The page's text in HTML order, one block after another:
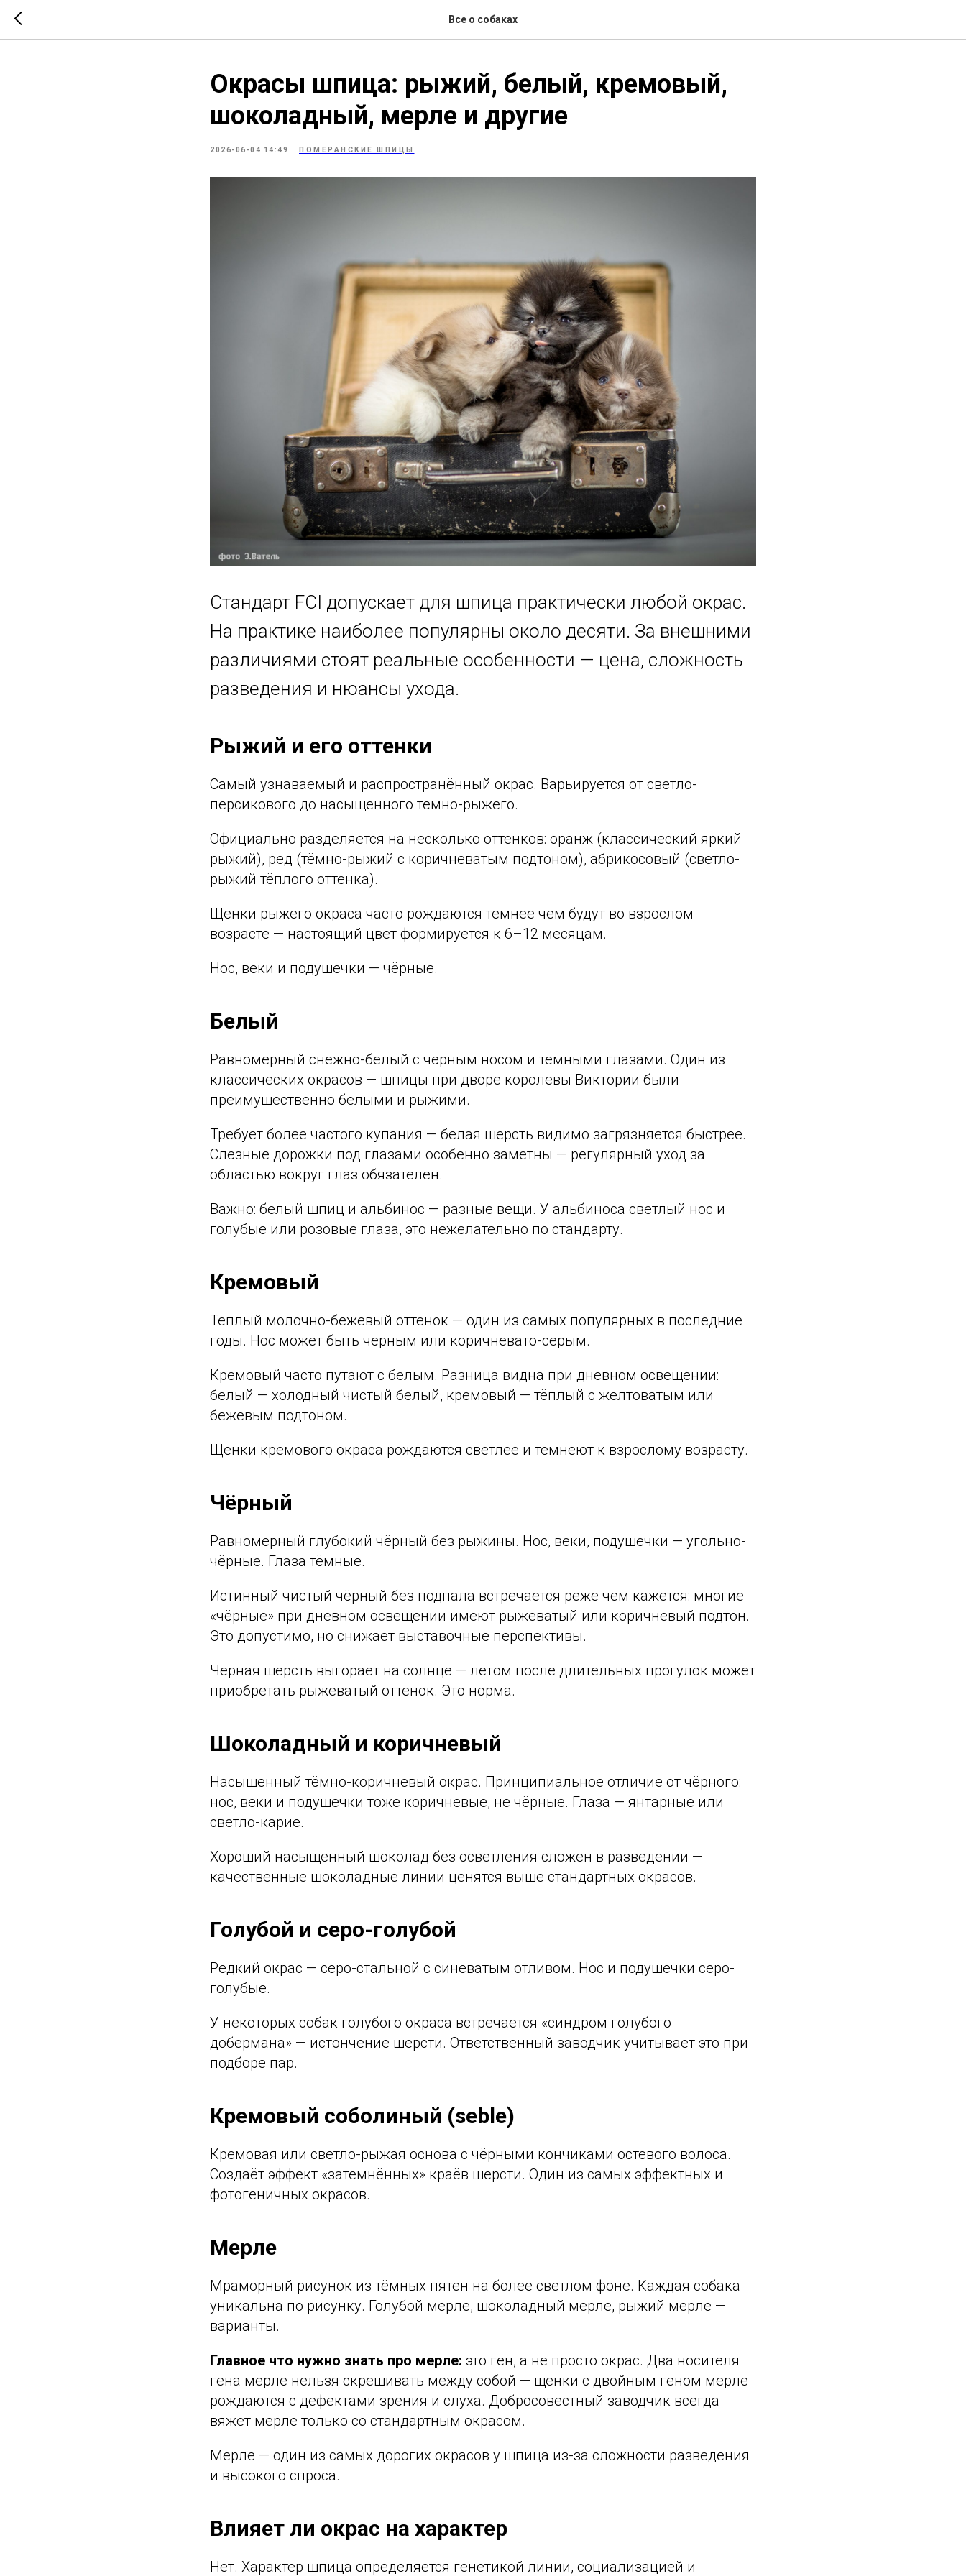
Все о собаках
Окрасы шпица: рыжий, белый, кремовый,
шоколадный, мерле и другие
2026-06-04 14:49 ПОМЕРАНСКИЕ ШПИЦЫ
Стандарт FCI допускает для шпица практически любой окрас.
На практике наиболее популярны около десяти. За внешними
различиями стоят реальные особенности — цена, сложность
разведения и нюансы ухода.
Рыжий и его оттенки
Самый узнаваемый и распространённый окрас. Варьируется от светло-
персикового до насыщенного тёмно-рыжего.
Официально разделяется на несколько оттенков: оранж (классический яркий
рыжий), ред (тёмно-рыжий с коричневатым подтоном), абрикосовый (светло-
рыжий тёплого оттенка).
Щенки рыжего окраса часто рождаются темнее чем будут во взрослом
возрасте — настоящий цвет формируется к 6–12 месяцам.
Нос, веки и подушечки — чёрные.
Белый
Равномерный снежно-белый с чёрным носом и тёмными глазами. Один из
классических окрасов — шпицы при дворе королевы Виктории были
преимущественно белыми и рыжими.
Требует более частого купания — белая шерсть видимо загрязняется быстрее.
Слёзные дорожки под глазами особенно заметны — регулярный уход за
областью вокруг глаз обязателен.
Важно: белый шпиц и альбинос — разные вещи. У альбиноса светлый нос и
голубые или розовые глаза, это нежелательно по стандарту.
Кремовый
Тёплый молочно-бежевый оттенок — один из самых популярных в последние
годы. Нос может быть чёрным или коричневато-серым.
Кремовый часто путают с белым. Разница видна при дневном освещении:
белый — холодный чистый белый, кремовый — тёплый с желтоватым или
бежевым подтоном.
Щенки кремового окраса рождаются светлее и темнеют к взрослому возрасту.
Чёрный
Равномерный глубокий чёрный без рыжины. Нос, веки, подушечки — угольно-
чёрные. Глаза тёмные.
Истинный чистый чёрный без подпала встречается реже чем кажется: многие
«чёрные» при дневном освещении имеют рыжеватый или коричневый подтон.
Это допустимо, но снижает выставочные перспективы.
Чёрная шерсть выгорает на солнце — летом после длительных прогулок может
приобретать рыжеватый оттенок. Это норма.
Шоколадный и коричневый
Насыщенный тёмно-коричневый окрас. Принципиальное отличие от чёрного:
нос, веки и подушечки тоже коричневые, не чёрные. Глаза — янтарные или
светло-карие.
Хороший насыщенный шоколад без осветления сложен в разведении —
качественные шоколадные линии ценятся выше стандартных окрасов.
Голубой и серо-голубой
Редкий окрас — серо-стальной с синеватым отливом. Нос и подушечки серо-
голубые.
У некоторых собак голубого окраса встречается «синдром голубого
добермана» — истончение шерсти. Ответственный заводчик учитывает это при
подборе пар.
Кремовый соболиный (seble)
Кремовая или светло-рыжая основа с чёрными кончиками остевого волоса.
Создаёт эффект «затемнённых» краёв шерсти. Один из самых эффектных и
фотогеничных окрасов.
Мерле
Мраморный рисунок из тёмных пятен на более светлом фоне. Каждая собака
уникальна по рисунку. Голубой мерле, шоколадный мерле, рыжий мерле —
варианты.
Главное что нужно знать про мерле: это ген, а не просто окрас. Два носителя
гена мерле нельзя скрещивать между собой — щенки с двойным геном мерле
рождаются с дефектами зрения и слуха. Добросовестный заводчик всегда
вяжет мерле только со стандартным окрасом.
Мерле — один из самых дорогих окрасов у шпица из-за сложности разведения
и высокого спроса.
Влияет ли окрас на характер
Нет. Характер шпица определяется генетикой линии, социализацией и